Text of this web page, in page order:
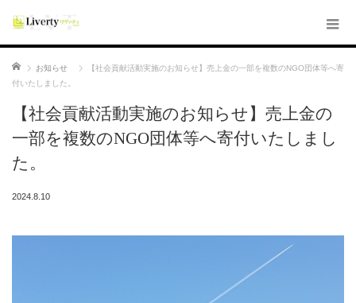
ホーム お知らせ
【社会貢献活動実施のお知らせ】売上金の一部を複数のNGO団体等へ寄
付いたしました。
【社会貢献活動実施のお知らせ】売上金の
一部を複数のNGO団体等へ寄付いたしまし
た。
2024.8.10